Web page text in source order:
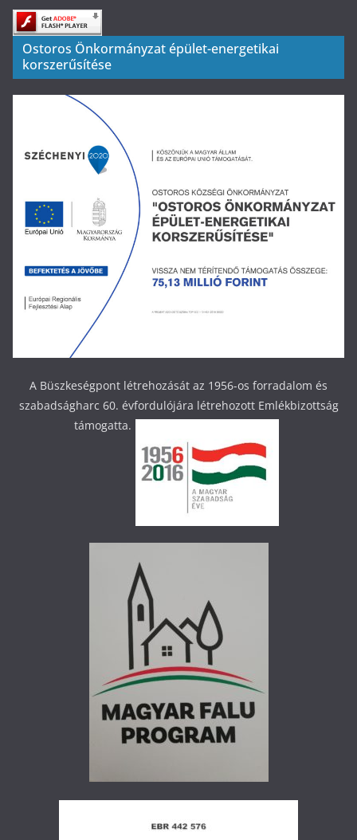
Ostoros Önkormányzat épület-energetikai
korszerűsítése
A Büszkeségpont létrehozását az 1956-os forradalom és
szabadságharc 60. évfordulójára létrehozott Emlékbizottság
támogatta.